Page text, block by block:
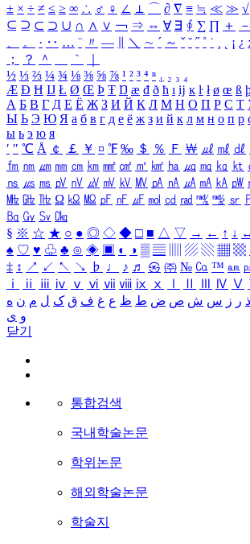
± × ÷ ≠ ≤ ≥ ∞ ∴ ♂ ♀ ∠ ⊥ ⌒ ∂ ∇ ≡ ≒ ≪ ≫ √
⊆ ⊇ ⊂ ⊃ ∪ ∩ ∧ ∨ ￢ ⇒ ⇔ ∀ ∃ ∮ ∑ ∏ ＋ －
、
。 · ‥ … ¨ 〃 ― ＼ ∼ ´ ～ ˇ ˘ ˝ ˚ ˙ ¸ ¡ ¿ ː
；
？ ＾ ｀
½ ⅓ ⅔ ¼ ¾ ⅛ ⅜ ⅝ ⅞ ¹ ² ³ ⁴ ⁿ ₁ ₂ ₃ ₄
Æ Ð Ħ Ĳ Ł Ø Œ Þ Ŧ Ŋ æ đ ð ħ ı ĳ ĸ ŀ ł ø œ ß
А Б В Г Д Е Ё Ж З И Й К Л М Н О П Р С Т
Ы Ь Э Ю Я а б в г д е ё ж з и й к л м н о п р
ы ь э ю я
′ ″ ℃ Å ￠ ￡ ￥ ¤ ℉ ‰ ＄ ％ Ｆ ￦ ㎕ ㎖ ㎗
㎙ ㎚ ㎛ ㎜ ㎝ ㎞ ㎟ ㎠ ㎡ ㎢ ㏊ ㎍ ㎎ ㎏ ㏏
㎱ ㎲ ㎳ ㎴ ㎵ ㎶ ㎷ ㎸ ㎹ ㎀ ㎁ ㎂ ㎃ ㎄ ㎺
㎒ ㎓ ㎔ Ω ㏀ ㏁ ㎊ ㎋ ㎌ ㏖ ㏅ ㎭ ㎮ ㎯ ㏛
㏃ ㏉ ㏜ ㏆
§ ※ ☆ ★ ○ ● ◎ ◇ ◆ □ ■ △ ▽ → ← ↑ ↓
♠ ♡ ♥ ♧ ♣ ⊙ ◈ ▣ ◐ ◑ ▒ ▤ ▨ ▧ ▦ ▩
‡ ↕ ↗ ↙ ↖ ↘ ♭ ♩ ♪ ♬ ㉿ ㈜ № ㏇ ™ ㏂
ⅰ
ⅱ ⅲ ⅳ ⅴ ⅵ ⅶ ⅷ ⅸ ⅹ Ⅳ Ⅴ
ذ ر ز س ش ص ض ط ظ ع غ ف ق ک ل م ن ه
و ی
닫기
통합검색
국내학술논문
학위논문
해외학술논문
학술지